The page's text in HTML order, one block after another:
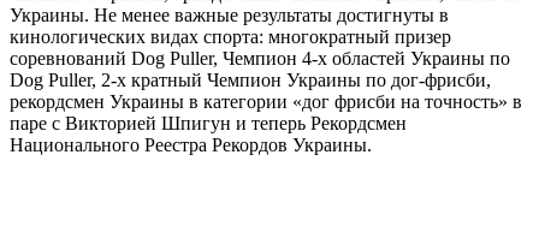
Украины. Не менее важные результаты достигнуты в
кинологических видах спорта: многократный призер
соревнований Dog Puller, Чемпион 4-х областей Украины по
Dog Puller, 2-х кратный Чемпион Украины по дог-фрисби,
рекордсмен Украины в категории «дог фрисби на точность» в
паре с Викторией Шпигун и теперь Рекордсмен
Национального Реестра Рекордов Украины.